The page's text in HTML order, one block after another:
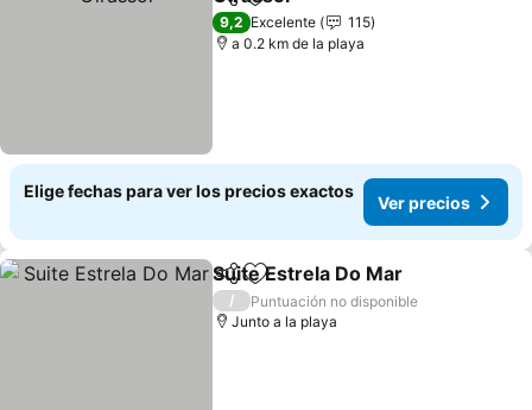
CompartirAgregar a favoritos
9,2 Excelente
115
a 0.2 km de la playa
Elige fechas para ver los precios exactos
Ver precios
CompartirAgregar a favoritos
Suite Estrela Do Mar
/
Puntuación no disponible
Junto a la playa